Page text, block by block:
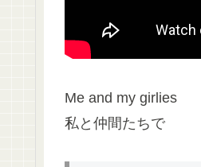
Me and my girlies
私と仲間たちで